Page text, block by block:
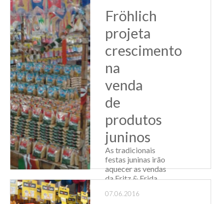
company. Desta
vez, o tema que
movimentou...
Leia Mais
Fröhlich
projeta
crescimento
na
venda
de
produtos
juninos
As tradicionais
festas juninas irão
aquecer as vendas
da Fritz & Frida,
alimentos da
07.06.2016